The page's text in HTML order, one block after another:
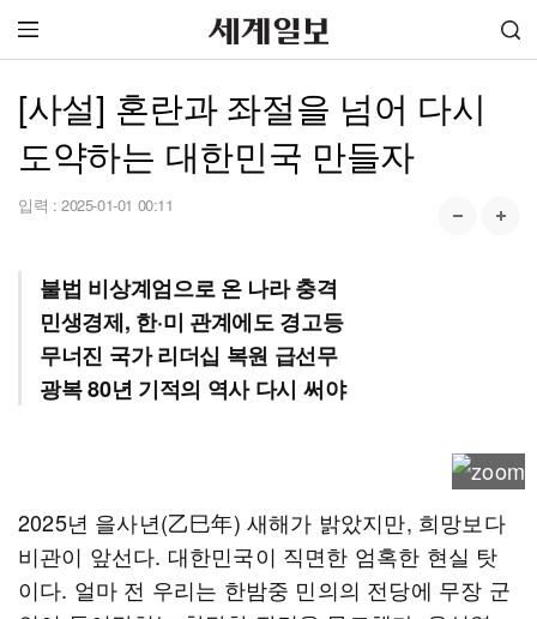
[사설] 혼란과 좌절을 넘어 다시
도약하는 대한민국 만들자
입력 : 2025-01-01 00:11
불법 비상계엄으로 온 나라 충격
민생경제, 한·미 관계에도 경고등
무너진 국가 리더십 복원 급선무
광복 80년 기적의 역사 다시 써야
2025년 을사년(乙巳年) 새해가 밝았지만, 희망보다
비관이 앞선다. 대한민국이 직면한 엄혹한 현실 탓
이다. 얼마 전 우리는 한밤중 민의의 전당에 무장 군